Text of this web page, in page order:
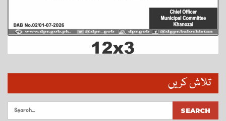
تلاش کریں